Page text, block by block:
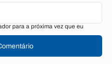
para a próxima vez que eu